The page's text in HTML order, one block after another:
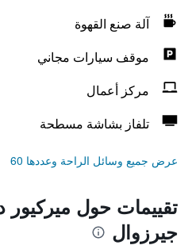
آلة صنع القهوة
موقف سيارات مجاني
مركز أعمال
تلفاز بشاشة مسطحة
عرض جميع وسائل الراحة وعددها 60
تقييمات حول ميركيور
جيرزوال